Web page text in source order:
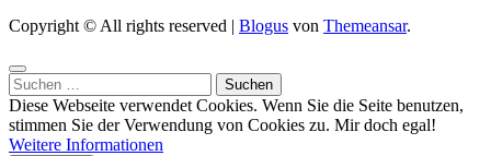
Copyright © All rights reserved | Blogus von Themeansar.
Suchen
nach:
Diese Webseite verwendet Cookies. Wenn Sie die Seite benutzen,
stimmen Sie der Verwendung von Cookies zu. Mir doch egal!
Weitere Informationen